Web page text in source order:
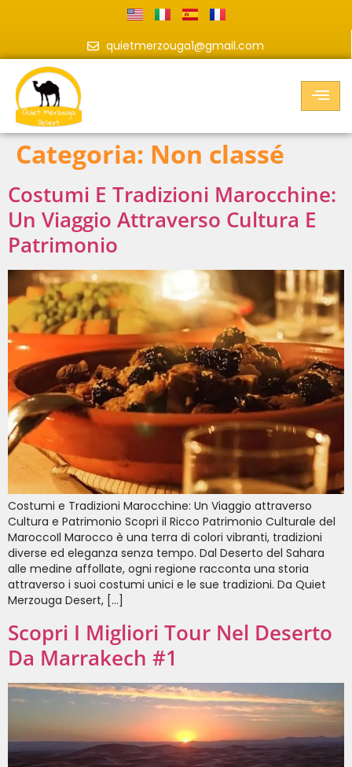
quietmerzouga1@gmail.com
Categoria: Non classé
Costumi E Tradizioni Marocchine:
Un Viaggio Attraverso Cultura E
Patrimonio
Costumi e Tradizioni Marocchine: Un Viaggio attraverso
Cultura e Patrimonio Scopri il Ricco Patrimonio Culturale del
MaroccoIl Marocco è una terra di colori vibranti, tradizioni
diverse ed eleganza senza tempo. Dal Deserto del Sahara
alle medine affollate, ogni regione racconta una storia
attraverso i suoi costumi unici e le sue tradizioni. Da Quiet
Merzouga Desert, […]
Scopri I Migliori Tour Nel Deserto
Da Marrakech #1